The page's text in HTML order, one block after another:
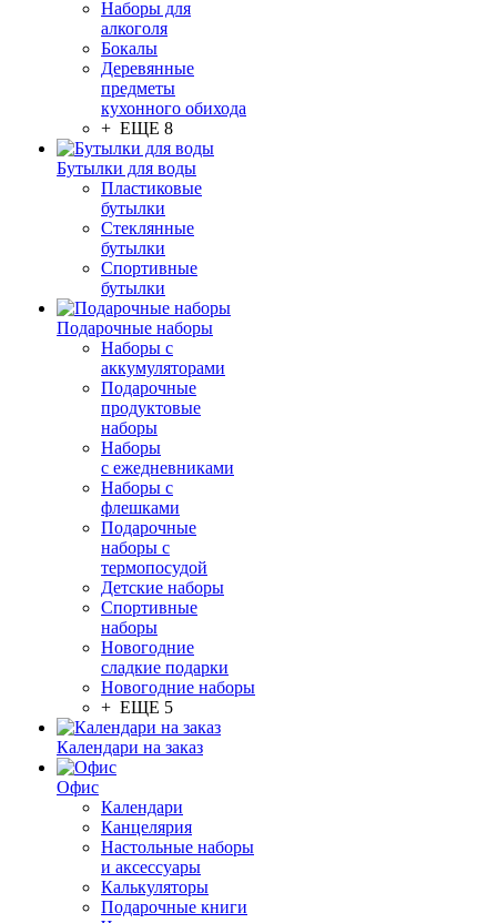
Наборы для
алкоголя
Бокалы
Деревянные
предметы
кухонного обихода
+ ЕЩЕ 8
Бутылки для воды
Пластиковые
бутылки
Стеклянные
бутылки
Спортивные
бутылки
Подарочные наборы
Наборы с
аккумуляторами
Подарочные
продуктовые
наборы
Наборы
с ежедневниками
Наборы с
флешками
Подарочные
наборы с
термопосудой
Детские наборы
Спортивные
наборы
Новогодние
сладкие подарки
Новогодние наборы
+ ЕЩЕ 5
Календари на заказ
Офис
Календари
Канцелярия
Настольные наборы
и аксессуары
Калькуляторы
Подарочные книги